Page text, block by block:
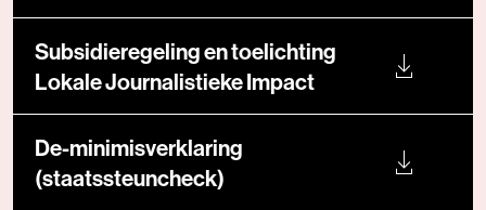
Subsidieregeling en toelichting
Lokale Journalistieke Impact
De-minimisverklaring
(staatssteuncheck)